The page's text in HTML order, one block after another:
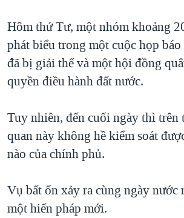
Hôm thứ Tư, một nhóm khoảng
phát biểu trong một cuộc họp
đã bị giải thể và một hội đồng
quyền điều hành đất nước.
Tuy nhiên, đến cuối ngày thì trên
quan này không hề kiểm soát
nào của chính phủ.
Vụ bất ổn xảy ra cùng ngày nước
một hiến pháp mới.